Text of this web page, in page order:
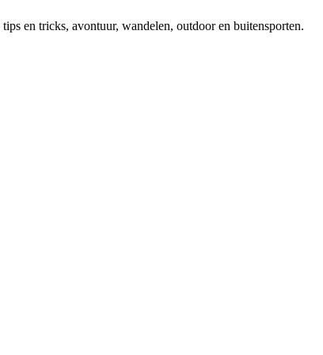
en tricks, avontuur, wandelen, outdoor en buitensporten.